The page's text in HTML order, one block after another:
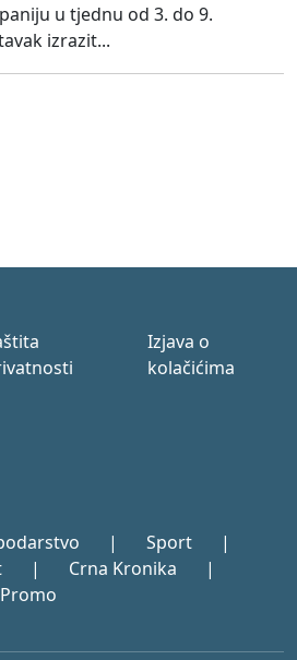
u tjednu od 3. do 9.
izrazit...
Izjava o
kolačićima
| Sport
|
| Crna Kronika
|
Promo